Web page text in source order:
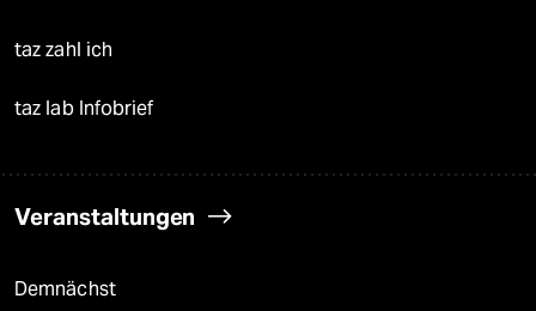
taz zahl ich
taz lab Infobrief
Veranstaltungen
Demnächst